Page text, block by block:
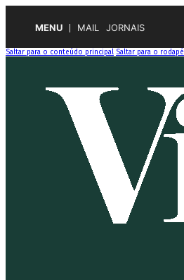
MENU MAIL JORNAIS
Saltar para o conteúdo principal Saltar para o rodapé